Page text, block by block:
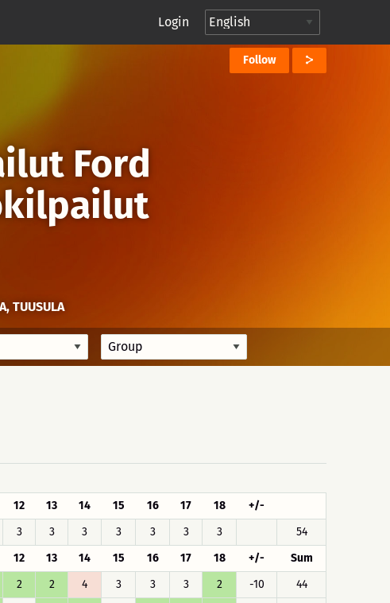
Login
Follow
Ford
TUUSULA
12 13 14 15 16 17 18
+/-
3 3 3 3 3 3 3
54
12 13 14 15 16 17 18 +/-
Sum
2 2 4 3 3 3 2 -10
44